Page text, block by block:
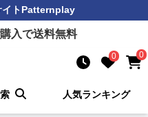
トPatternplay
入で送料無料
0 0
人気ランキング